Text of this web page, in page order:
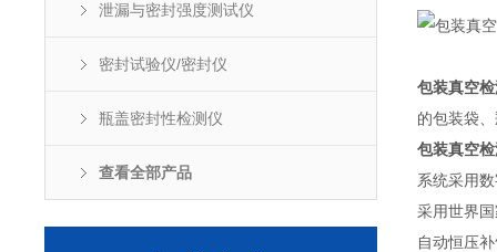
泄漏与密封强度测试仪
密封试验仪/密封仪
瓶盖密封性检测仪
查看全部产品
包装真空
的包装袋
包装真空
系统采用
采用世界
自动恒压